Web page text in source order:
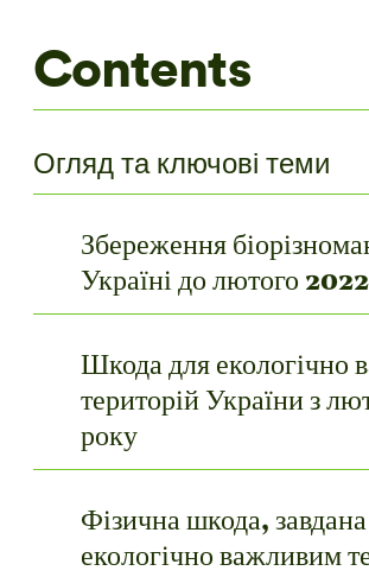
Contents
Огляд та ключові теми
Збереження
Україні до лютого
Шкода для екологічно
територій України з
року
Фізична шкода, завдана
екологічно важливим